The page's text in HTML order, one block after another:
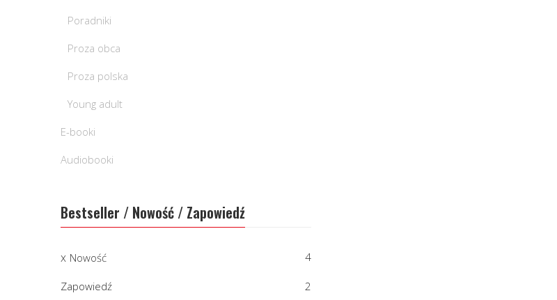
Poradniki
Proza obca
Proza polska
Young adult
E-booki
Audiobooki
Bestseller / Nowość / Zapowiedź
Nowość 4
Zapowiedź 2